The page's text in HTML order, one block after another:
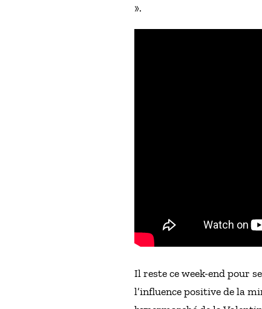
».
Il reste ce week-end pour
l’influence positive de la